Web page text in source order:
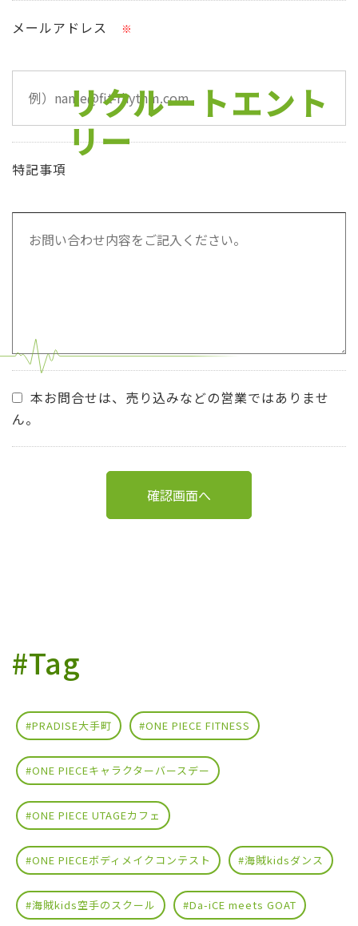
リクルートエント
リー
メールアドレス ※
特記事項
本お問合せは、売り込みなどの営業ではありませ
ん。
#Tag
#PRADISE大手町 #ONE PIECE FITNESS
#ONE PIECEキャラクターバースデー
#ONE PIECE UTAGEカフェ
#ONE PIECEボディメイクコンテスト #海賊kidsダンス
#海賊kids空手のスクール #Da-iCE meets GOAT